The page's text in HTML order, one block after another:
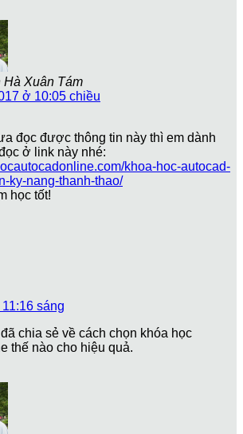
Hà Xuân Tám
ở 10:05 chiều
đọc được thông tin này thì em dành
ở link này nhé:
khoa-hoc-autocad-
ky-nang-thanh-thao/
học tốt!
sáng
chia sẻ về cách chọn khóa học
thế nào cho hiệu quả.